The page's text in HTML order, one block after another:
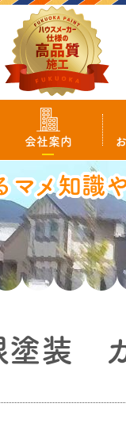
会社案内
マメ知識
塗装